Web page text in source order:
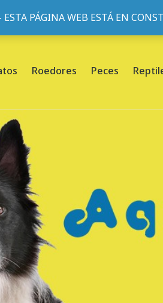
PÁGINA WEB ESTÁ EN
L'Eixample, 08013 Barcelona |
Roedores Peces